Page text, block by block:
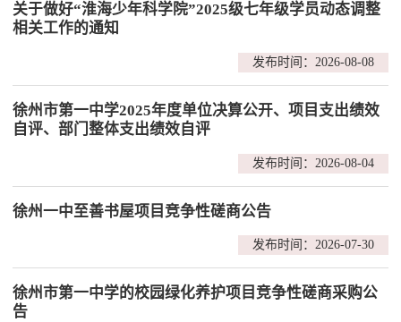
关于做好“淮海少年科学院”2025级七年级学员动态调整
相关工作的通知
发布时间：2026-08-08
徐州市第一中学2025年度单位决算公开、项目支出绩效
自评、部门整体支出绩效自评
发布时间：2026-08-04
徐州一中至善书屋项目竞争性磋商公告
发布时间：2026-07-30
徐州市第一中学的校园绿化养护项目竞争性磋商采购公
告